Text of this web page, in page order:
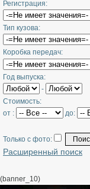
Регистрация:
Тип кузова:
Коробка передач:
Год выпуска:
-
Стоимость:
от :
до:
Только с фото:
Расширенный поиск
(banner_10)